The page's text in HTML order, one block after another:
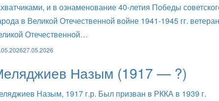
и в ознаменование 40-летия Победы
в Великой Отечественной войне 1941-1945 гг. ветеран
Отечественной…
27.05.2026
Назым (1917 — ?)
Назым, 1917 г.р. Был призван в РККА в 1939 г.